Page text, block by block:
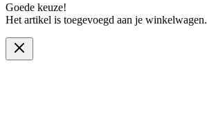
Goede keuze!
Het artikel is toegevoegd aan je winkelwagen.